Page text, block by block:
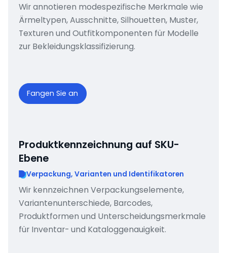
Wir annotieren modespezifische Merkmale wie
Ärmeltypen, Ausschnitte, Silhouetten, Muster,
Texturen und Outfitkomponenten für Modelle
zur Bekleidungsklassifizierung.
Fangen Sie an
Produktkennzeichnung auf SKU-
Ebene
Verpackung, Varianten und Identifikatoren
Wir kennzeichnen Verpackungselemente,
Variantenunterschiede, Barcodes,
Produktformen und Unterscheidungsmerkmale
für Inventar- und Kataloggenauigkeit.